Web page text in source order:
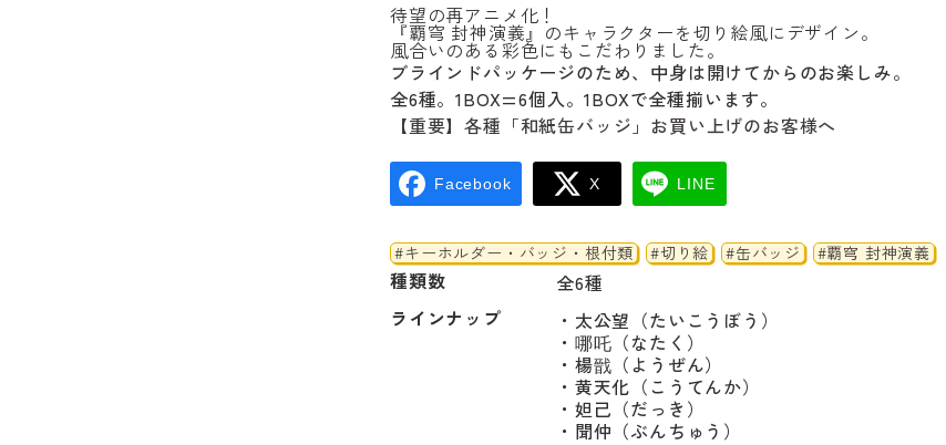
待望の再アニメ化！
『覇穹 封神演義』のキャラクターを切り絵風にデザイン。
風合いのある彩色にもこだわりました。
ブラインドパッケージのため、中身は開けてからのお楽しみ。
全6種。1BOX=6個入。1BOXで全種揃います。
【重要】各種「和紙缶バッジ」お買い上げのお客様へ
Facebook X LINE
#キーホルダー・バッジ・根付類 #切り絵 #缶バッジ #覇穹 封神演義
種類数
全6種
ラインナップ
・太公望（たいこうぼう）
・哪吒（なたく）
・楊戩（ようぜん）
・黄天化（こうてんか）
・妲己（だっき）
・聞仲（ぶんちゅう）